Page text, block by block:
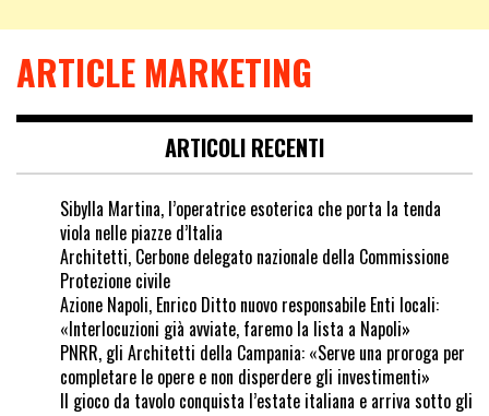
ARTICLE MARKETING
ARTICOLI RECENTI
Sibylla Martina, l’operatrice esoterica che porta la tenda
viola nelle piazze d’Italia
Architetti, Cerbone delegato nazionale della Commissione
Protezione civile
Azione Napoli, Enrico Ditto nuovo responsabile Enti locali:
«Interlocuzioni già avviate, faremo la lista a Napoli»
PNRR, gli Architetti della Campania: «Serve una proroga per
completare le opere e non disperdere gli investimenti»
Il gioco da tavolo conquista l’estate italiana e arriva sotto gli